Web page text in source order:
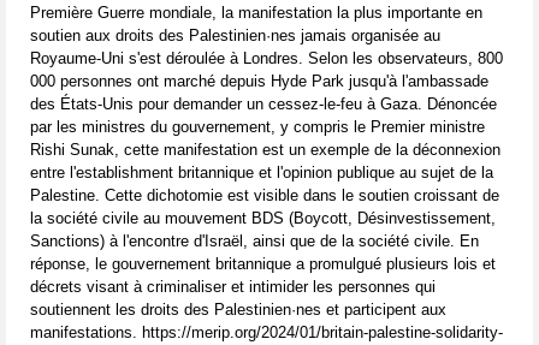
Première Guerre mondiale, la manifestation la plus importante en
soutien aux droits des Palestinien·nes jamais organisée au
Royaume-Uni s'est déroulée à Londres. Selon les observateurs, 800
000 personnes ont marché depuis Hyde Park jusqu'à l'ambassade
des États-Unis pour demander un cessez-le-feu à Gaza. Dénoncée
par les ministres du gouvernement, y compris le Premier ministre
Rishi Sunak, cette manifestation est un exemple de la déconnexion
entre l'establishment britannique et l'opinion publique au sujet de la
Palestine. Cette dichotomie est visible dans le soutien croissant de
la société civile au mouvement BDS (Boycott, Désinvestissement,
Sanctions) à l'encontre d'Israël, ainsi que de la société civile. En
réponse, le gouvernement britannique a promulgué plusieurs lois et
décrets visant à criminaliser et intimider les personnes qui
soutiennent les droits des Palestinien·nes et participent aux
manifestations. https://merip.org/2024/01/britain-palestine-solidarity-